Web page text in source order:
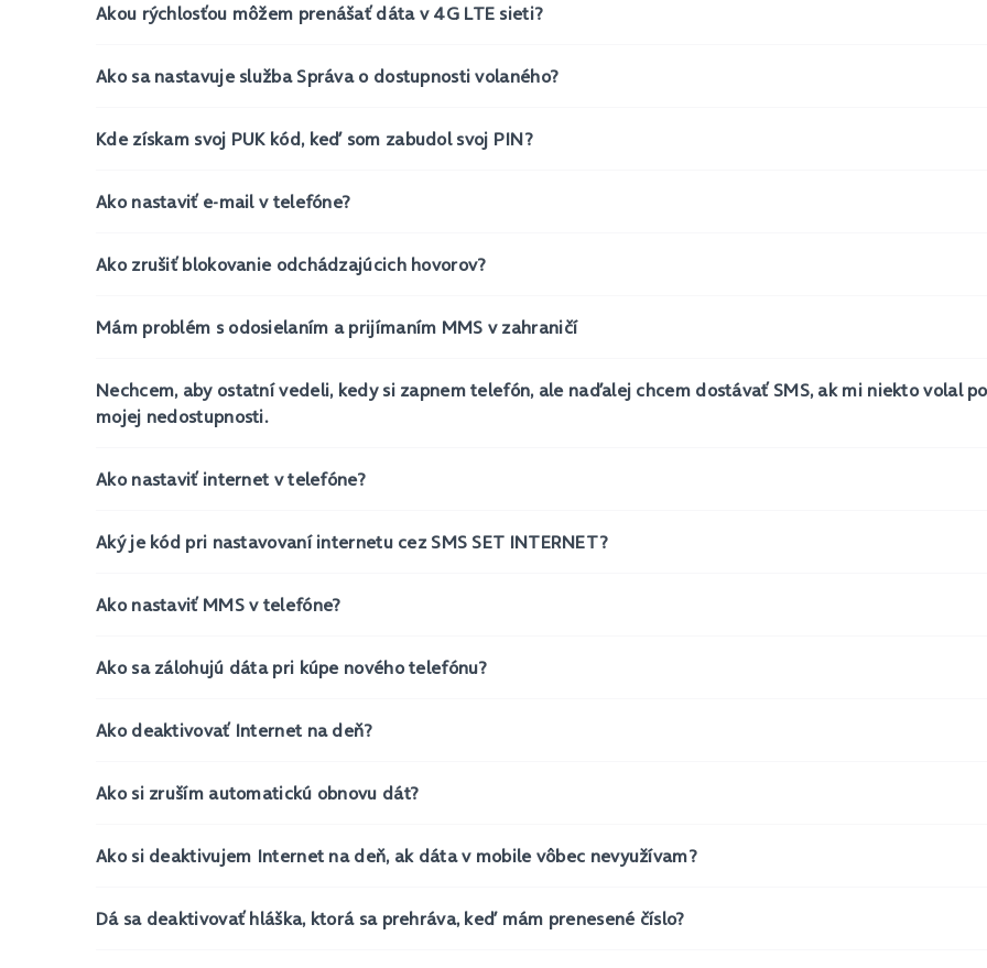
Akou rýchlosťou môžem prenášať dáta v 4G LTE sieti?
Ako sa nastavuje služba Správa o dostupnosti volaného?
Kde získam svoj PUK kód, keď som zabudol svoj PIN?
Ako nastaviť e-mail v telefóne?
Ako zrušiť blokovanie odchádzajúcich hovorov?
Mám problém s odosielaním a prijímaním MMS v zahraničí
Nechcem, aby ostatní vedeli, kedy si zapnem telefón, ale naďalej chcem dostávať SMS, ak mi niekto volal
mojej nedostupnosti.
Ako nastaviť internet v telefóne?
Aký je kód pri nastavovaní internetu cez SMS SET INTERNET?
Ako nastaviť MMS v telefóne?
Ako sa zálohujú dáta pri kúpe nového telefónu?
Ako deaktivovať Internet na deň?
Ako si zruším automatickú obnovu dát?
Ako si deaktivujem Internet na deň, ak dáta v mobile vôbec nevyužívam?
Dá sa deaktivovať hláška, ktorá sa prehráva, keď mám prenesené číslo?